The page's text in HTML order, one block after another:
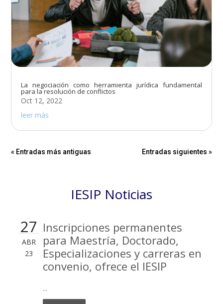
La negociación como herramienta jurídica fundamental
para la resolución de conflictos
Oct 12, 2022
leer más
« Entradas más antiguas Entradas siguientes »
IESIP Noticias
27
ABR
23
Inscripciones permanentes
para Maestría, Doctorado,
Especializaciones y carreras en
convenio, ofrece el IESIP
...